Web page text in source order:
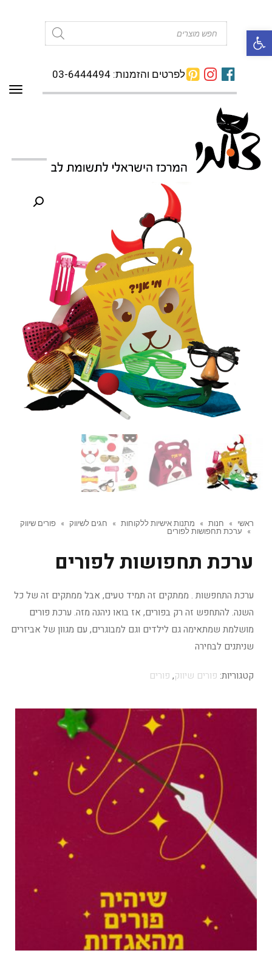
פתח סרגל נגישות
לפרטים והזמנות: 03-6444494
ראשי » חנות » מתנות אישיות ללקוחות » חגים לשיווק » פורים שיווק
»
ערכת תחפושות לפורים
ערכת תחפושות לפורים
ערכת התחפשות . ממתקים זה תמיד טעים, אבל ממתקים זה של כל
השנה. להתחפש זה רק בפורים, אז בואו ניהנה מזה. ערכת פורים
מושלמת שמתאימה גם לילדים וגם למבוגרים, עם מגוון של אביזרים
שניתנים לבחירה
קטגוריות: פורים שיווק, פורים